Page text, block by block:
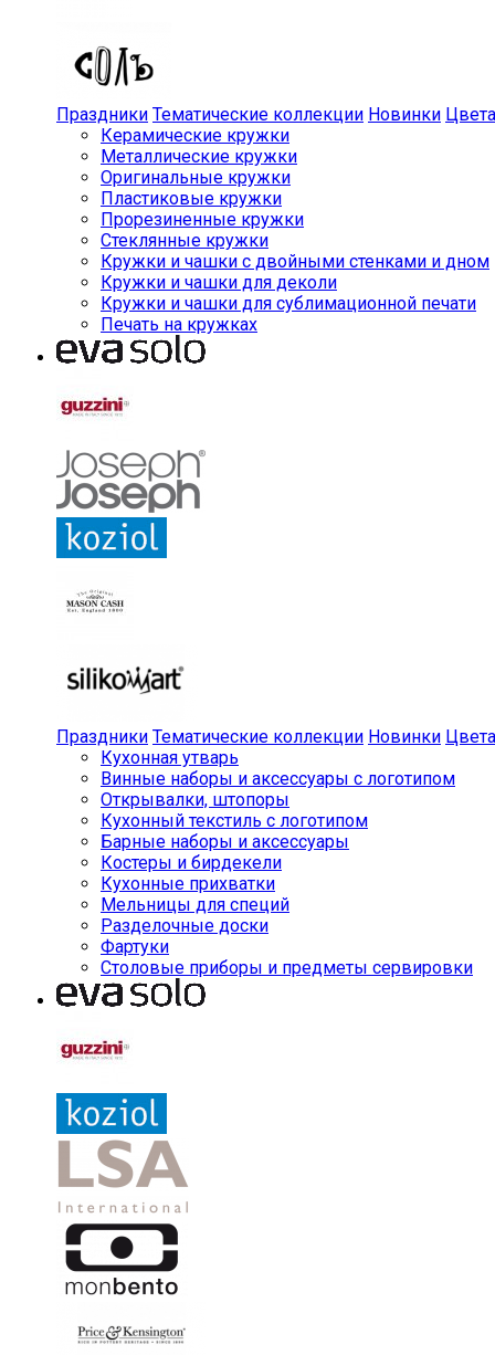
Праздники Тематические коллекции Новинки Цвета
Керамические кружки
Металлические кружки
Оригинальные кружки
Пластиковые кружки
Прорезиненные кружки
Стеклянные кружки
Кружки и чашки с двойными стенками и дном
Кружки и чашки для деколи
Кружки и чашки для сублимационной печати
Печать на кружках
Праздники Тематические коллекции Новинки Цвета
Кухонная утварь
Винные наборы и аксессуары с логотипом
Открывалки, штопоры
Кухонный текстиль с логотипом
Барные наборы и аксессуары
Костеры и бирдекели
Кухонные прихватки
Мельницы для специй
Разделочные доски
Фартуки
Столовые приборы и предметы сервировки